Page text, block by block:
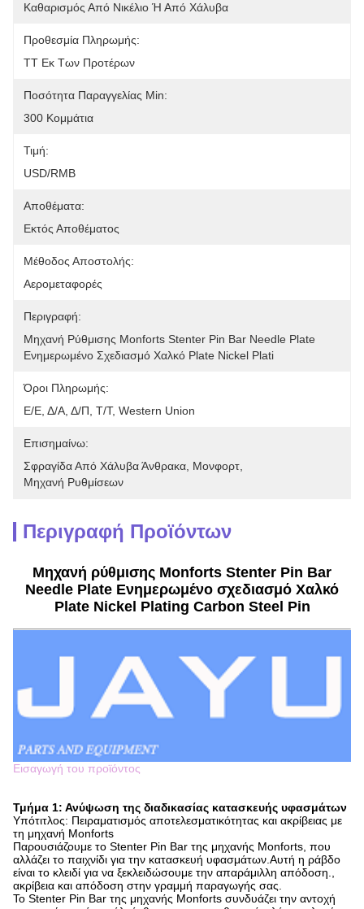
Καθαρισμός Από Νικέλιο Ή Από Χάλυβα
Προθεσμία Πληρωμής:
TT Εκ Των Προτέρων
Ποσότητα Παραγγελίας Min:
300 Κομμάτια
Τιμή:
USD/RMB
Αποθέματα:
Εκτός Αποθέματος
Μέθοδος Αποστολής:
Αερομεταφορές
Περιγραφή:
Μηχανή Ρύθμισης Monforts Stenter Pin Bar Needle Plate
Ενημερωμένο Σχεδιασμό Χαλκό Plate Nickel Plati
Όροι Πληρωμής:
Ε/Ε, Δ/Α, Δ/Π, Τ/Τ, Western Union
Επισημαίνω:
Σφραγίδα Από Χάλυβα Άνθρακα Μονφορτ
Μηχανή Ρυθμίσεων
Περιγραφή Προϊόντων
Μηχανή ρύθμισης Monforts Stenter Pin Bar
Needle Plate Ενημερωμένο σχεδιασμό Χαλκό
Plate Nickel Plating Carbon Steel Pin
Εισαγωγή του προϊόντος
Τμήμα 1: Ανύψωση της διαδικασίας κατασκευής υφασμάτων
Υπότιτλος: Πειραματισμός αποτελεσματικότητας και ακρίβειας με
τη μηχανή Monforts
Παρουσιάζουμε το Stenter Pin Bar της μηχανής Monforts, που
αλλάζει το παιχνίδι για την κατασκευή υφασμάτων.Αυτή η ράβδο
είναι το κλειδί για να ξεκλειδώσουμε την απαράμιλλη απόδοση.,
ακρίβεια και απόδοση στην γραμμή παραγωγής σας.
Το Stenter Pin Bar της μηχανής Monforts συνδυάζει την αντοχή